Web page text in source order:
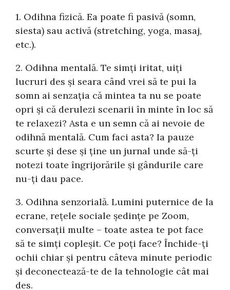
1. Odihna fizică. Ea poate fi pasivă (somn,
siesta) sau activă (stretching, yoga, masaj,
etc.).
2. Odihna mentală. Te simți iritat, uiți
lucruri des și seara când vrei să te pui la
somn ai senzația că mintea ta nu se poate
opri și că derulezi scenarii în minte în loc să
te relaxezi? Asta e un semn că ai nevoie de
odihnă mentală. Cum faci asta? Ia pauze
scurte și dese și ține un jurnal unde să-ți
notezi toate îngrijorările și gândurile care
nu-ți dau pace.
3. Odihna senzorială. Lumini puternice de la
ecrane, rețele sociale ședințe pe Zoom,
conversații multe – toate astea te pot face
să te simți copleșit. Ce poți face? Închide-ți
ochii chiar și pentru câteva minute periodic
și deconectează-te de la tehnologie cât mai
des.